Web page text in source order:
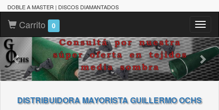
DOBLE A MASTER | DISCOS DIAMANTADOS
Carrito 0
DISTRIBUIDORA MAYORISTA GUILLERMO OCHS